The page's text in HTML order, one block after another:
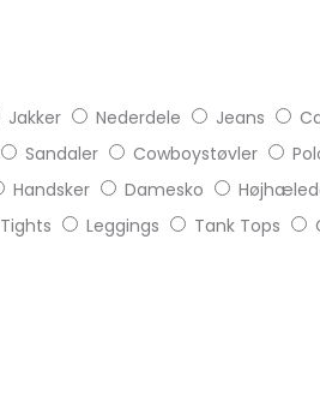
Jakker Nederdele Jeans
Sandaler Cowboystøvler
Handsker Damesko
Tights Leggings Tank Tops